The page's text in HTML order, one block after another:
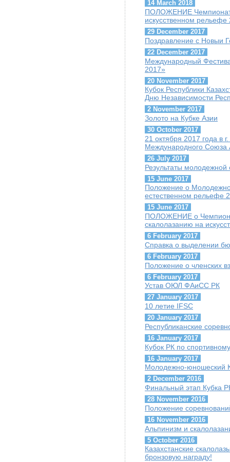
14 March 2018
ПОЛОЖЕНИЕ
искусственном рельефе
29 December 2017
Поздравление с Новыи
22 December 2017
Международный
2017»
20 November 2017
Кубок Республики
Дню Независимости
2 November 2017
Золото на Кубке Азии
30 October 2017
21 октября 2017 года в
Международного Союза
26 July 2017
Результаты
15 June 2017
Положение о
естественном рельефе
15 June 2017
ПОЛОЖЕНИЕ о
скалолазанию на
6 February 2017
Справка о выделении
6 February 2017
Положение о членских
6 February 2017
Устав ОЮЛ ФАиСС РК
27 January 2017
10 летие IFSC
20 January 2017
Республиканские
16 January 2017
Кубок РК по
16 January 2017
Молодежно-юношеский
2 December 2016
Финальный этап Кубка
28 November 2016
Положение
16 November 2016
Альпинизм и
5 October 2016
Казахстанские
бронзовую награду!